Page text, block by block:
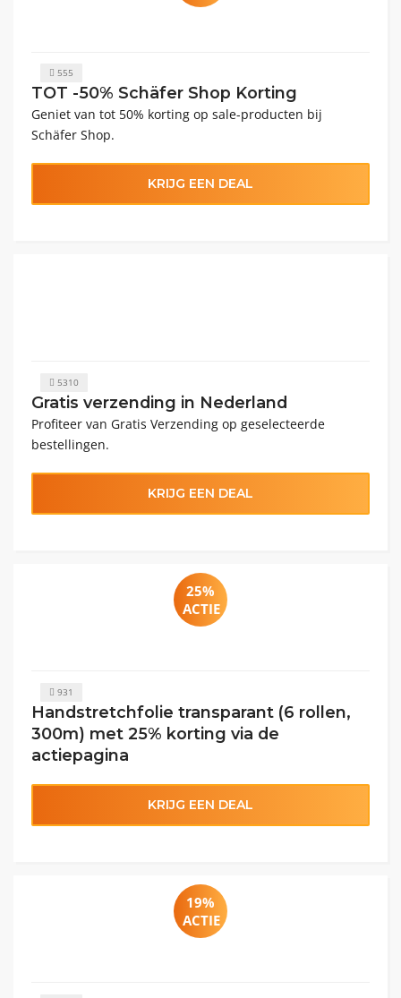
555
TOT -50% Schäfer Shop Korting
Geniet van tot 50% korting op sale-producten bij
Schäfer Shop.
KRIJG EEN DEAL
5310
Gratis verzending in Nederland
Profiteer van Gratis Verzending op geselecteerde
bestellingen.
KRIJG EEN DEAL
25%
ACTIE
931
Handstretchfolie transparant (6 rollen,
300m) met 25% korting via de
actiepagina
KRIJG EEN DEAL
19%
ACTIE